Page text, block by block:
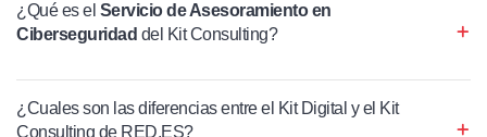
¿Qué es el Servicio de Asesoramiento en
Ciberseguridad del Kit Consulting?
¿Cuales son las diferencias entre el Kit Digital y el Kit
Consulting de RED.ES?